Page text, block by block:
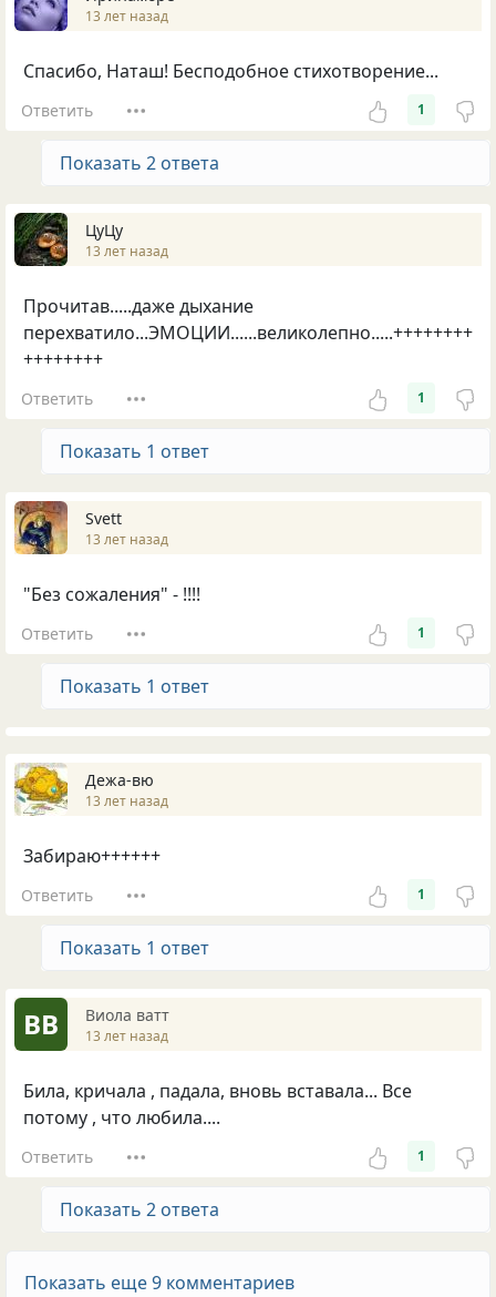
13 лет назад
Спасибо, Наташ! Бесподобное стихотворение...
Ответить 1
Показать 2 ответа
ЦуЦу
13 лет назад
Прочитав.....даже дыхание
перехватило...ЭМОЦИИ......великолепно.....++++++++
++++++++
Ответить 1
Показать 1 ответ
Svеtt
13 лет назад
"Без сожаления" - !!!!
Ответить 1
Показать 1 ответ
Дежа-вю
13 лет назад
Забираю++++++
Ответить 1
Показать 1 ответ
ВВ Виола ватт
13 лет назад
Била, кричала , падала, вновь вставала... Все
потому , что любила....
Ответить 1
Показать 2 ответа
Показать еще 9 комментариев